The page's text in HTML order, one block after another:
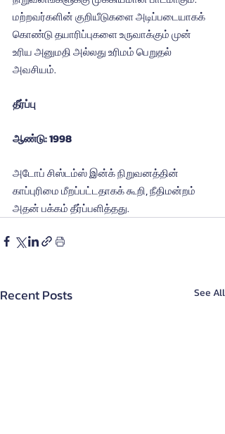
மற்றவர்களின் குறியீடுகளை அடிப்படையாகக்
கொண்டு தயாரிப்புகளை உருவாக்கும் முன்
உரிய அனுமதி அல்லது உரிமம் பெறுதல்
அவசியம்.
தீர்ப்பு
ஆண்டு: 1998
அடோப் சிஸ்டம்ஸ் இன்க் நிறுவனத்தின்
காப்புரிமை மீறப்பட்டதாகக் கூறி, நீதிமன்றம்
அதன் பக்கம் தீர்ப்பளித்தது.
Recent Posts See All